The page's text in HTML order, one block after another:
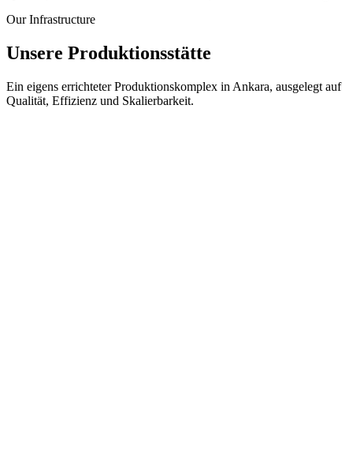
Our Infrastructure
Unsere Produktionsstätte
Ein eigens errichteter Produktionskomplex in Ankara, ausgelegt auf
Qualität, Effizienz und Skalierbarkeit.